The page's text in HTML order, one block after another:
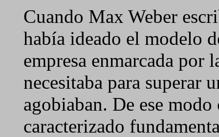
Cuando Max Weber
había ideado el modelo
empresa enmarcada
necesitaba para superar
agobiaban. De ese
caracterizado